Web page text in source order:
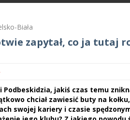
Biała
zapytał, co ja tutaj
Podbeskidzia, jakiś czas temu
chciał zawiesić buty na
swojej kariery i czasie